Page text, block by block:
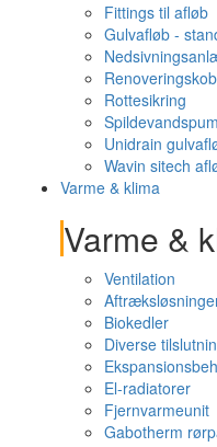
Fittings til afløb
Gulvafløb -
Rottesikring
Unidrain
Wavin sitech
Varme & klima
Varme &
Ventilation
Biokedler
Diverse
El-radiatorer
Fjernvarmeunit
Gabotherm